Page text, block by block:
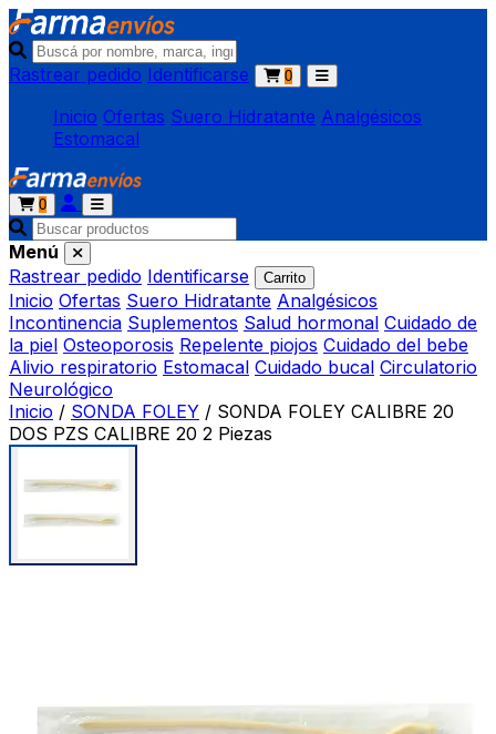
Rastrear pedido Identificarse 0
Inicio Ofertas Suero Hidratante Analgésicos
Estomacal
0
Menú
Rastrear pedido Identificarse Carrito
Inicio Ofertas Suero Hidratante Analgésicos
Incontinencia Suplementos Salud hormonal Cuidado de
la piel Osteoporosis Repelente piojos Cuidado del bebe
Alivio respiratorio Estomacal Cuidado bucal Circulatorio
Neurológico
Inicio / SONDA FOLEY / SONDA FOLEY CALIBRE 20
DOS PZS CALIBRE 20 2 Piezas